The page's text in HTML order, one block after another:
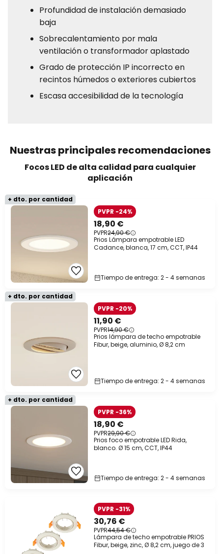
Profundidad de instalación demasiado
baja
Sobrecalentamiento por mala
ventilación o transformador aplastado
Grado de protección IP incorrecto en
recintos húmedos o exteriores cubiertos
Escasa accesibilidad de la tecnología
Nuestras principales recomendaciones
Focos LED de alta calidad para cualquier
aplicación
+ dto. por cantidad
18,90 €
PVPR24,90 €
PVPR -24%
Prios Lámpara empotrable LED
Cadance, blanca, 17 cm, CCT, IP44
Tiempo de entrega: 2 - 4 semanas
+ dto. por cantidad
11,90 €
PVPR14,90 €
PVPR -20%
Prios lámpara de techo empotrable
Fibur, beige, aluminio, Ø 8,2 cm
Tiempo de entrega: 2 - 4 semanas
+ dto. por cantidad
18,90 €
PVPR29,90 €
PVPR -36%
Prios foco empotrable LED Rida,
blanco. Ø 15 cm, CCT, IP44
Tiempo de entrega: 2 - 4 semanas
30,76 €
PVPR44,54 €
PVPR -31%
Lámpara de techo empotrable PRIOS
Fibur, beige, zinc, Ø 8,2 cm, juego de 3